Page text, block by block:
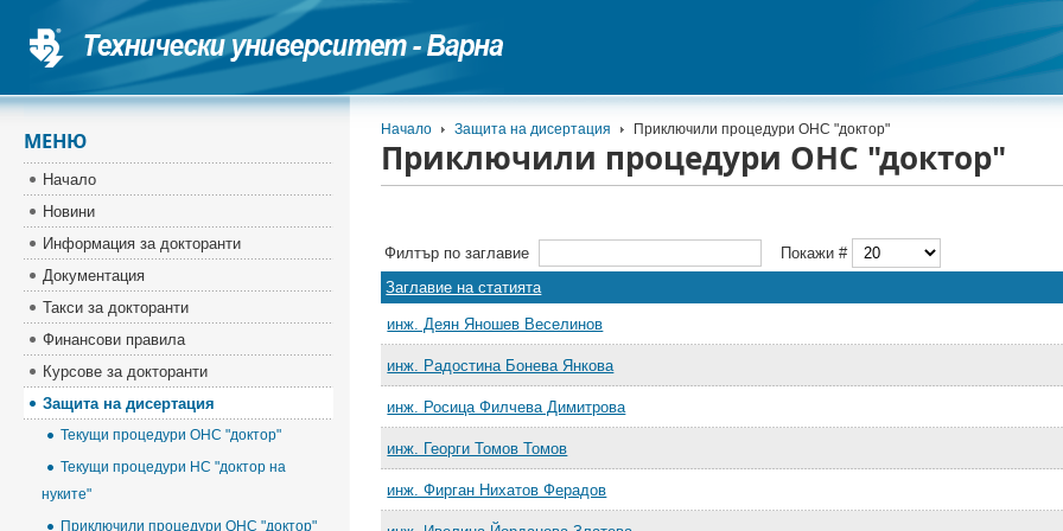
Начало Защита на дисертация Приключили процедури ОНС "доктор"
Приключили процедури ОНС "доктор"
Филтър по заглавие
Покажи #
Заглавие на статията
инж. Деян Яношев Веселинов
инж. Радостина Бонева Янкова
инж. Росица Филчева Димитрова
инж. Георги Томов Томов
инж. Фирган Нихатов Ферадов
МЕНЮ
Начало
Новини
Информация за докторанти
Документация
Такси за докторанти
Финансови правила
Курсове за докторанти
Защита на дисертация
Текущи процедури ОНС "доктор"
Текущи процедури НС "доктор на
нуките"
Приключили процедури ОНС "доктор"